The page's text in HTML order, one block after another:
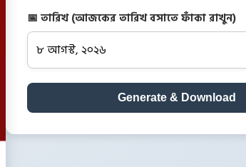
📅 তারিখ (আজকের তারিখ বসাতে ফাঁকা রাখুন)
Generate & Download